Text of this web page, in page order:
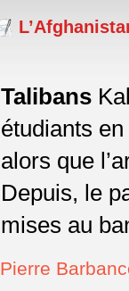
Talibans
étudiants
alors que
Depuis, le
mises au
Pierre